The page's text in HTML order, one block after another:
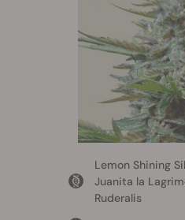
Lemon Shining
Juanita la
Ruderalis